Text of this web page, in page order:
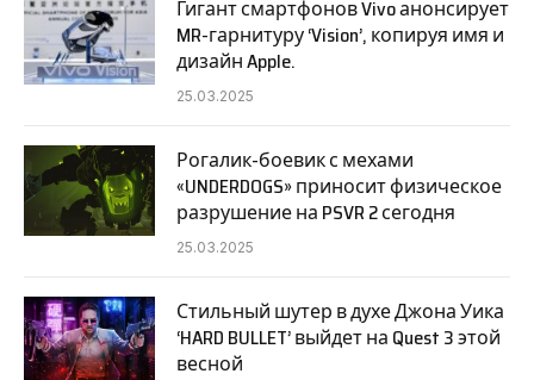
Гигант смартфонов Vivo анонсирует
MR-гарнитуру ‘Vision’, копируя имя и
дизайн Apple.
25.03.2025
Рогалик-боевик с мехами
«UNDERDOGS» приносит физическое
разрушение на PSVR 2 сегодня
25.03.2025
Стильный шутер в духе Джона Уика
‘HARD BULLET’ выйдет на Quest 3 этой
весной